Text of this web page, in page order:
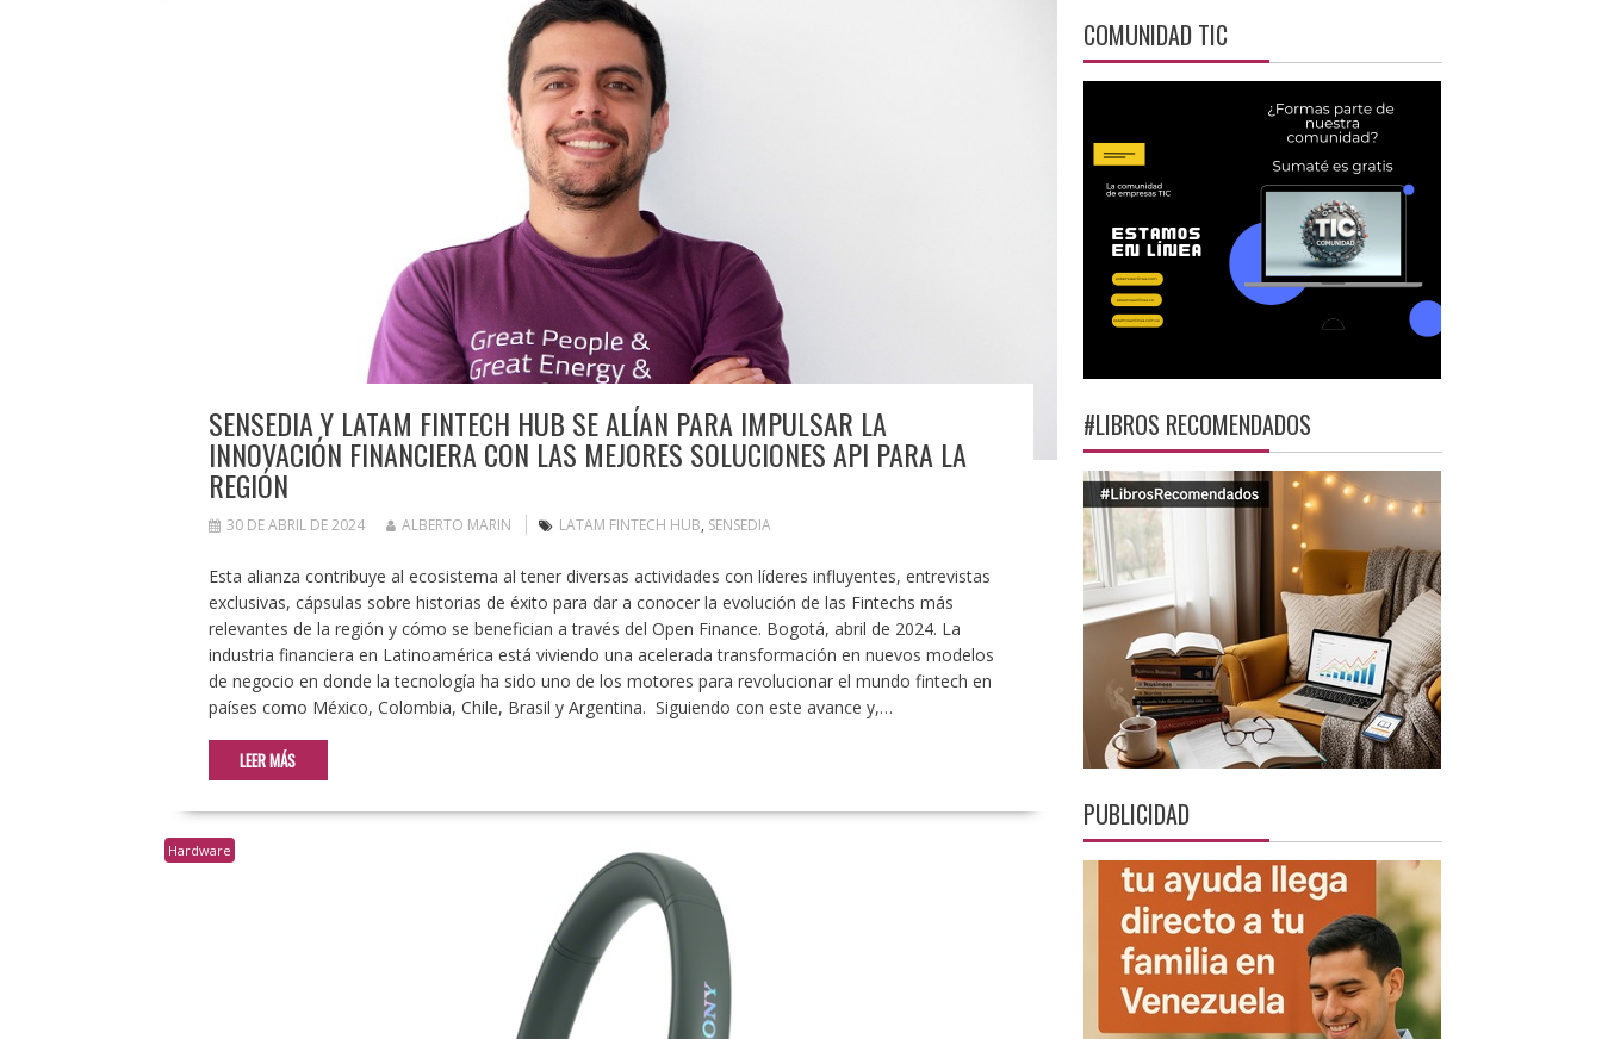
SENSEDIA Y LATAM FINTECH HUB SE ALÍAN PARA IMPULSAR LA
INNOVACIÓN FINANCIERA CON LAS MEJORES SOLUCIONES API PARA LA
REGIÓN
30 DE ABRIL DE 2024 ALBERTO MARIN LATAM FINTECH HUB, SENSEDIA
Esta alianza contribuye al ecosistema al tener diversas actividades con líderes influyentes, entrevistas
exclusivas, cápsulas sobre historias de éxito para dar a conocer la evolución de las Fintechs más
relevantes de la región y cómo se benefician a través del Open Finance. Bogotá, abril de 2024. La
industria financiera en Latinoamérica está viviendo una acelerada transformación en nuevos modelos
de negocio en donde la tecnología ha sido uno de los motores para revolucionar el mundo fintech en
países como México, Colombia, Chile, Brasil y Argentina. Siguiendo con este avance y,…
LEER MÁS
Hardware
COMUNIDAD TIC
#LIBROS RECOMENDADOS
PUBLICIDAD